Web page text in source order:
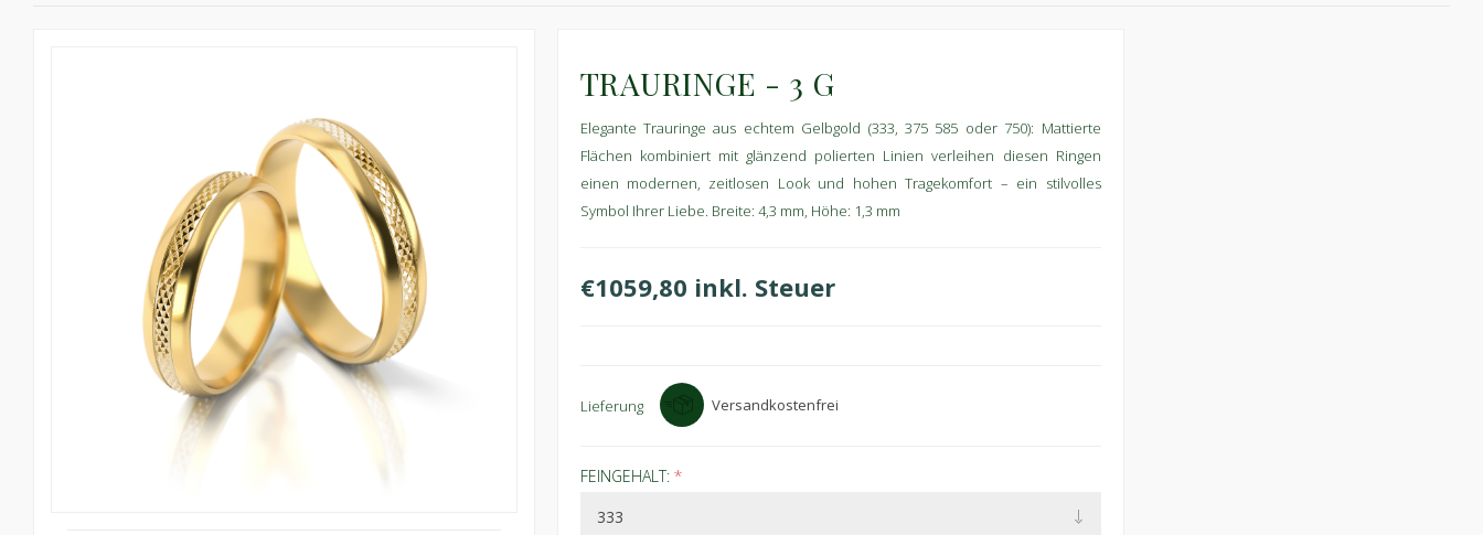
TRAURINGE - 3 G
Elegante Trauringe aus echtem Gelbgold (333, 375 585 oder 750): Mattierte
Flächen kombiniert mit glänzend polierten Linien verleihen diesen Ringen
einen modernen, zeitlosen Look und hohen Tragekomfort – ein stilvolles
Symbol Ihrer Liebe. Breite: 4,3 mm, Höhe: 1,3 mm
€1059,80 inkl. Steuer
Lieferung Versandkostenfrei
FEINGEHALT: *